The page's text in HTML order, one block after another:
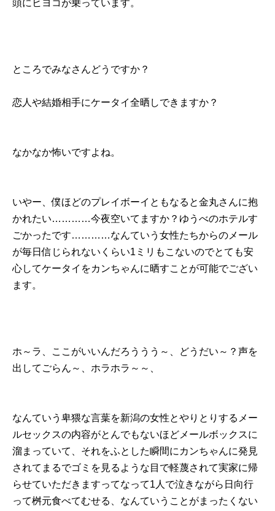
頭にヒヨコが乗っています。
ところでみなさんどうですか？
恋人や結婚相手にケータイ全晒しできますか？
なかなか怖いですよね。
いやー、僕ほどのプレイボーイともなると金丸さんに抱
かれたい…………今夜空いてますか？ゆうべのホテルす
ごかったです…………なんていう女性たちからのメール
が毎日信じられないくらい1ミリもこないのでとても安
心してケータイをカンちゃんに晒すことが可能でござい
ます。
ホ～ラ、ここがいいんだろううう～、どうだい～？声を
出してごらん～、ホラホラ～～、
なんていう卑猥な言葉を新潟の女性とやりとりするメー
ルセックスの内容がとんでもないほどメールボックスに
溜まっていて、それをふとした瞬間にカンちゃんに発見
されてまるでゴミを見るような目で軽蔑されて実家に帰
らせていただきますってなって1人で泣きながら日向行
って桝元食べてむせる、なんていうことがまったくない